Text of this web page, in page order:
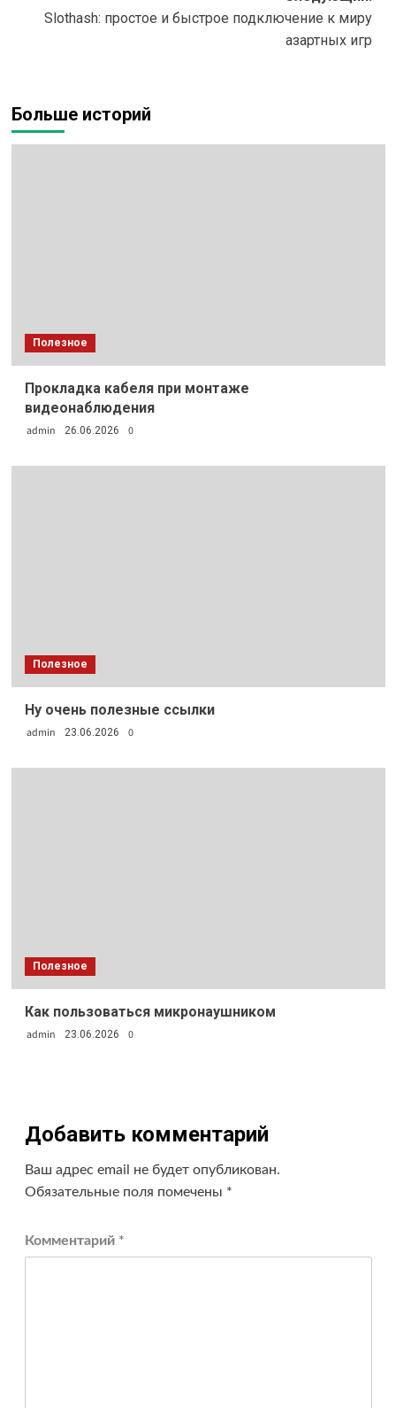
Slothash: простое и быстрое подключение к миру
азартных игр
Больше историй
Полезное
Прокладка кабеля при монтаже
видеонаблюдения
admin 26.06.2026 0
Полезное
Ну очень полезные ссылки
admin 23.06.2026 0
Полезное
Как пользоваться микронаушником
admin 23.06.2026 0
Добавить комментарий
Ваш адрес email не будет опубликован.
Обязательные поля помечены *
Комментарий *